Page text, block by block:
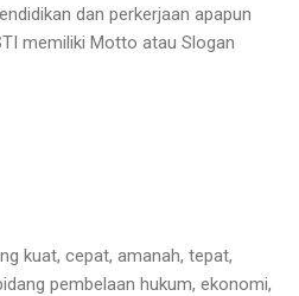
dan perkerjaan apapun
memiliki Motto atau Slogan
kuat, cepat, amanah, tepat,
pembelaan hukum, ekonomi,